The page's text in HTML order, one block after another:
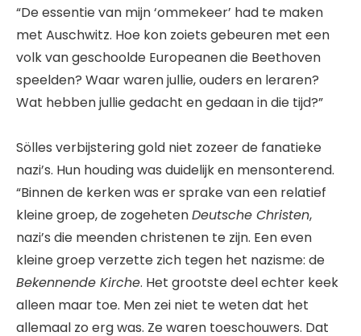
“De essentie van mijn ‘ommekeer’ had te maken
met Auschwitz. Hoe kon zoiets gebeuren met een
volk van geschoolde Europeanen die Beethoven
speelden? Waar waren jullie, ouders en leraren?
Wat hebben jullie gedacht en gedaan in die tijd?”
Sölles verbijstering gold niet zozeer de fanatieke
nazi’s. Hun houding was duidelijk en mensonterend.
“Binnen de kerken was er sprake van een relatief
kleine groep, de zogehetenDeutsche Christen,
nazi’s die meenden christenen te zijn. Een even
kleine groep verzette zich tegen het nazisme: de
Bekennende Kirche. Het grootste deel echter keek
alleen maar toe. Men zei niet te weten dat het
allemaal zo erg was. Ze waren toeschouwers. Dat